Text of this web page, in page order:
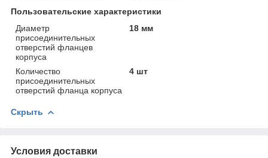
Пользовательские характеристики
Диаметр
присоединительных
отверстий фланцев
корпуса
18 мм
Количество
присоединительных
отверстий фланца корпуса
4 шт
Скрыть
Условия доставки